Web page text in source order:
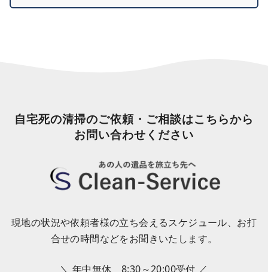
自宅死の清掃のご依頼・ご相談はこちらから
お問い合わせください
現地の状況や依頼者様の立ち会えるスケジュール、お打
合せの時間などをお聞きいたします。
＼ 年中無休 8:30～20:00受付 ／